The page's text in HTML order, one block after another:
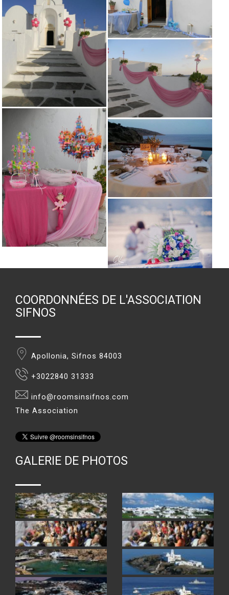
COORDONNÉES DE L'ASSOCIATION
SIFNOS
Apollonia, Sifnos 84003
+3022840 31333
info@roomsinsifnos.com
The Association
GALERIE DE PHOTOS